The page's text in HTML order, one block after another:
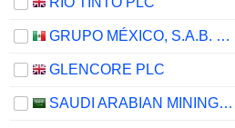
GRUPO MÉXICO, S.A.B. DE C.V.
GLENCORE PLC
SAUDI ARABIAN MINING COMPANY (MAADEN)